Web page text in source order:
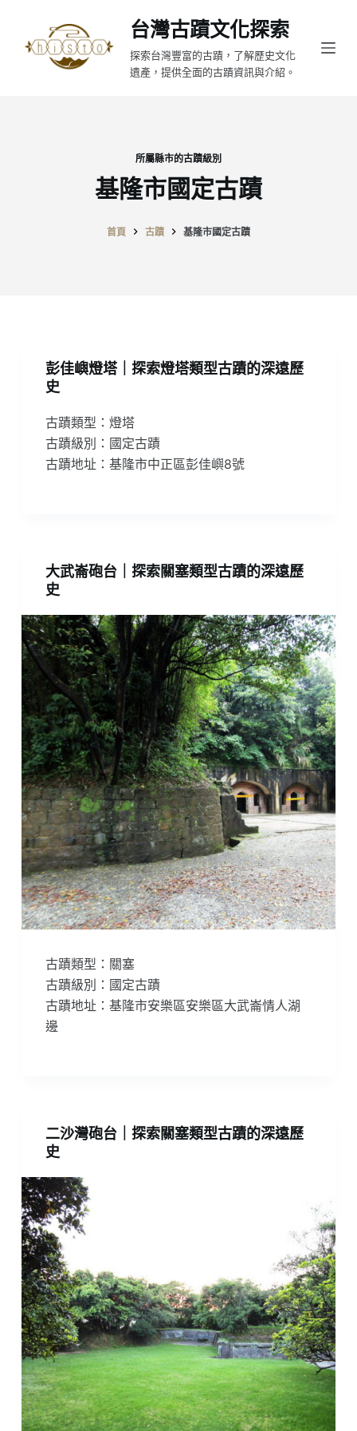
至
台灣古蹟文化探索
探索台灣豐富的古蹟，了解歷史文化
遺產，提供全面的古蹟資訊與介紹。
所屬縣市的古蹟級別
基隆市國定古蹟
首頁 古蹟 基隆市國定古蹟
彭佳嶼燈塔｜探索燈塔類型古蹟的深遠歷
史
古蹟類型：燈塔
古蹟級別：國定古蹟
古蹟地址：基隆市中正區彭佳嶼8號
大武崙砲台｜探索關塞類型古蹟的深遠歷
史
古蹟類型：關塞
古蹟級別：國定古蹟
古蹟地址：基隆市安樂區安樂區大武崙情人湖
邊
二沙灣砲台｜探索關塞類型古蹟的深遠歷
史